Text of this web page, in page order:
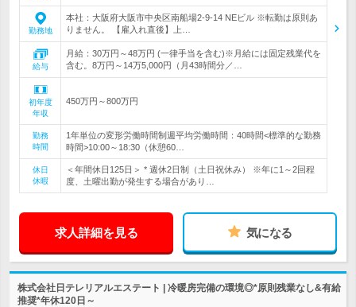
勤務地
本社：大阪府大阪市中央区南船場2-9-14 NEビル ※転勤は原則あ
りません。 【雇入れ直後】上…
給与
月給：30万円～48万円 (一律手当を含む)※月給には固定残業代を
含む。8万円～14万5,000円（月43時間分／…
初年度
年収
450万円～800万円
勤務
時間
1年単位の変形労働時間制週平均労働時間：40時間<標準的な勤務
時間>10:00～18:30（休憩60…
休日
休暇
＜年間休日125日＞ * 週休2日制（土日祝休み） ※年に1～2回程
度、土曜出勤が発生する場合があり…
求人詳細を見る 気になる
株式会社日テレリアルエステート | 冷暖房完備の環境◎*原則残業なし&有給
推奨*年休120日～